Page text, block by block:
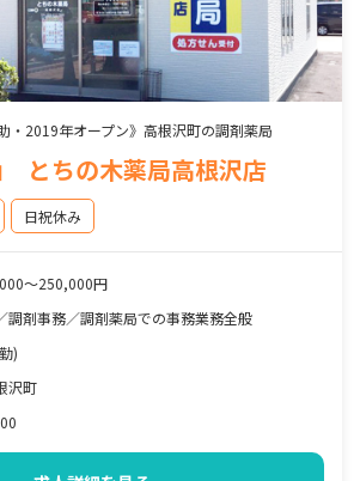
・2019年オープン》高根沢町の調剤薬局
とちの木薬局高根沢店
日祝休み
～250,000円
調剤事務／調剤薬局での事務業務全般
)
沢町